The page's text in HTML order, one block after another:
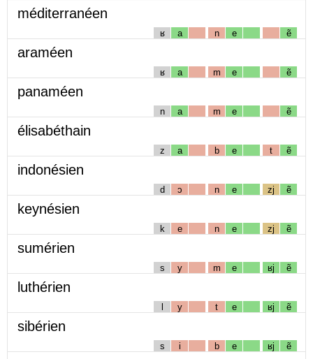
méditerranéen
ʁ a n e ẽ
araméen
ʁ a m e ẽ
panaméen
n a m e ẽ
élisabéthain
z a b e t ẽ
indonésien
d ɔ n e zj ẽ
keynésien
k e n e zj ẽ
sumérien
s y m e ʁj ẽ
luthérien
l y t e ʁj ẽ
sibérien
s i b e ʁj ẽ